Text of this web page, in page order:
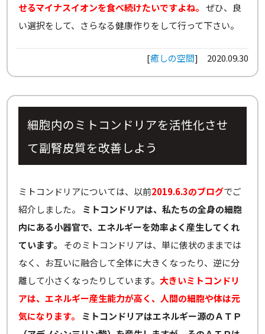
せるマイナスイオンを食べ続けたいですよね。 ぜひ、良
い選択をして、さらなる健康作りをして行って下さい。
[癒しの空間] 2020.09.30
細胞内のミトコンドリアを活性化させ
て副腎皮質を改善しよう
ミトコンドリアについては、以前2019.6.3のブログでご
紹介しました。 ミトコンドリアは、私たちの全身の細胞
内にある小器官で、エネルギーを効率よく産生してくれ
ています。
そのミトコンドリアは、単に俵状のままでは
なく、お互いに融合して全体に大きくなったり、逆に分
離して小さくなったりしています。大きいミトコンドリ
アは、エネルギー産生能力が高く、人間の細胞や体は元
気になります。
ミトコンドリアはエネルギー源のＡＴＰ